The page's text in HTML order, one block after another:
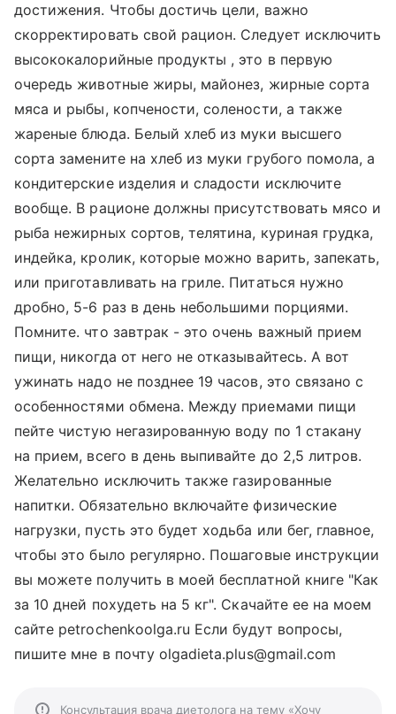
достижения. Чтобы достичь цели, важно
скорректировать свой рацион. Следует исключить
высококалорийные продукты , это в первую
очередь животные жиры, майонез, жирные сорта
мяса и рыбы, копчености, солености, а также
жареные блюда. Белый хлеб из муки высшего
сорта замените на хлеб из муки грубого помола, а
кондитерские изделия и сладости исключите
вообще. В рационе должны присутствовать мясо и
рыба нежирных сортов, телятина, куриная грудка,
индейка, кролик, которые можно варить, запекать,
или приготавливать на гриле. Питаться нужно
дробно, 5-6 раз в день небольшими порциями.
Помните. что завтрак - это очень важный прием
пищи, никогда от него не отказывайтесь. А вот
ужинать надо не позднее 19 часов, это связано с
особенностями обмена. Между приемами пищи
пейте чистую негазированную воду по 1 стакану
на прием, всего в день выпивайте до 2,5 литров.
Желательно исключить также газированные
напитки. Обязательно включайте физические
нагрузки, пусть это будет ходьба или бег, главное,
чтобы это было регулярно. Пошаговые инструкции
вы можете получить в моей бесплатной книге "Как
за 10 дней похудеть на 5 кг". Скачайте ее на моем
сайте petrochenkoolga.ru Если будут вопросы,
пишите мне в почту olgadieta.plus@gmail.com
Консультация врача диетолога на тему «Хочу